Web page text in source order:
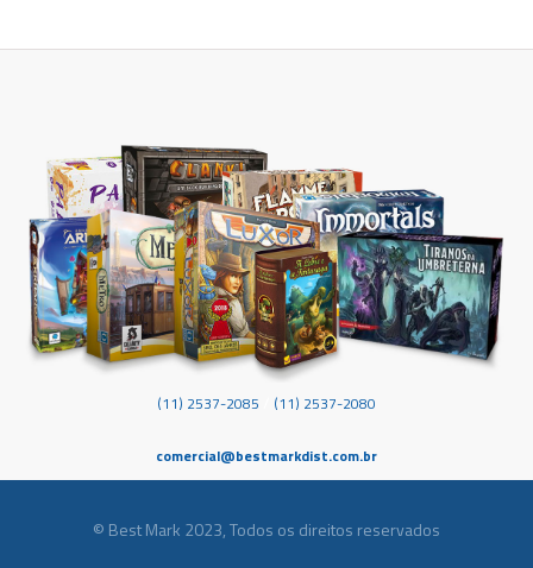
(11) 2537-2085 (11) 2537-2080
comercial@bestmarkdist.com.br
© Best Mark 2023, Todos os direitos reservados